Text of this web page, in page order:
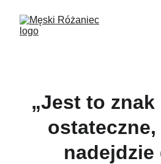
„Jest to
nadejdzie